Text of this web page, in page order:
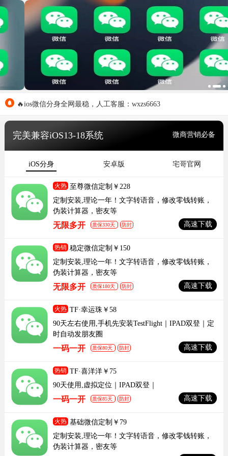
🔥ios微信分身全网最稳，人工客服：wxzs6663
完美兼容iOS13-18系统 微商营销必备
iOS分身 安卓版 宅哥官网
火热 至尊微信定制￥228
定制安装,理论一年！文字转语音，修改零钱转账，
伪装计算器，密友等
无限多开 质保330天 防封 高速下载
热销 稳定微信定制￥150
定制安装,理论一年！文字转语音，修改零钱转账，
伪装计算器，密友等
无限多开 质保180天 防封 高速下载
火热 TF·幸运珠￥58
90天左右使用,手机先安装TestFlight｜IPAD双登｜定
时自动发朋友圈
一码一开 质保80天 防封 高速下载
热销 TF·喜洋洋￥75
90天使用,虚拟定位｜IPAD双登｜
一码一开 质保85天 防封 高速下载
火热 基础微信定制￥79
定制安装,理论一年！文字转语音，修改零钱转账，
伪装计算器，密友等